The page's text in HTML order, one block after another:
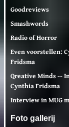
Goodreviews
Smashwords
Radio of Horror
Even voorstellen:
Fridsma
Qreative Minds --
Cynthia Fridsma
Interview in MUG
Foto gallerij